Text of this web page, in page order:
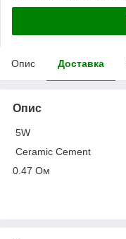
Опис Доставка
Опис
5W
Ceramic Cement
0.47 Ом